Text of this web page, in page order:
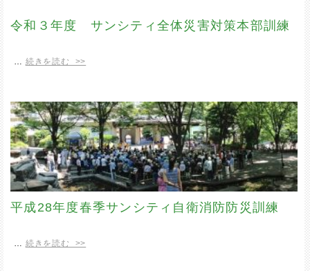
令和３年度 サンシティ全体災害対策本部訓練
… 続きを読む >>
平成28年度春季サンシティ自衛消防防災訓練
… 続きを読む >>